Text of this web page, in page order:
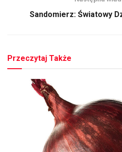
Sandomierz: Światowy
Przeczytaj Także